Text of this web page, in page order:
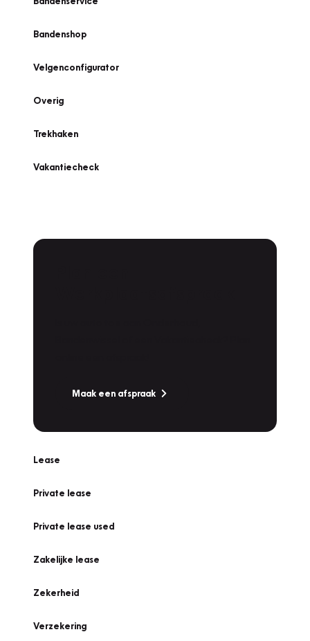
Bandenshop
Velgenconfigurator
Overig
Trekhaken
Vakantiecheck
Maak een afspraak
Lease
Private lease
Private lease used
Zakelijke lease
Zekerheid
Verzekering